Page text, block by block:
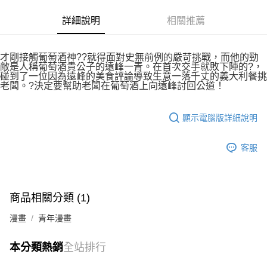
３．未成年的使用者請事先徵得法定代理人或監護人之同意方可使用
「AFTEE先享後付」，若未經同意申辦者引起之損失，本公司不負相關責
時審查核予不同之上限額度；若仍有額度不足之情形，本公司將視審查結果
請求用戶進行身份認證。
５．嚴禁一人註冊多個帳號或使用他人資訊註冊。若發現惡意使用之情形，
恩沛科技股份有限公司將有權停止該用戶之使用額度並採取法律行動。
國家/地區配送 查看運費
詳細說明 相關推薦
才剛接觸葡萄酒神??就得面對史無前例的嚴苛挑戰，而他的勁
敵是人稱葡萄酒貴公子的遠峰一青。在首次交手就敗下陣的?，
碰到了一位因為遠峰的美食評論導致生意一落千丈的義大利餐挑
老闆。?決定要幫助老闆在葡萄酒上向遠峰討回公道！
顯示電腦版詳細說明
客服
商品相關分類 (1)
漫畫 青年漫畫
本分類熱銷全站排行